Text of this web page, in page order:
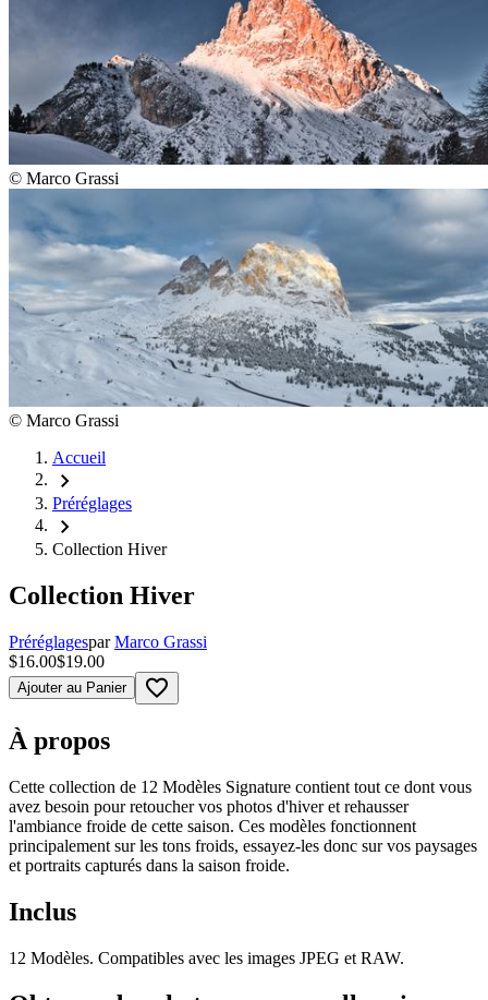
© Marco Grassi
© Marco Grassi
Accueil
chevron_right
Préréglages
chevron_right
Collection Hiver
Collection Hiver
Préréglagespar Marco Grassi
$16.00$19.00
Ajouter au Panier favorite_border
À propos
Cette collection de 12 Modèles Signature contient tout ce dont vous
avez besoin pour retoucher vos photos d'hiver et rehausser
l'ambiance froide de cette saison. Ces modèles fonctionnent
principalement sur les tons froids, essayez-les donc sur vos paysages
et portraits capturés dans la saison froide.
Inclus
12 Modèles. Compatibles avec les images JPEG et RAW.